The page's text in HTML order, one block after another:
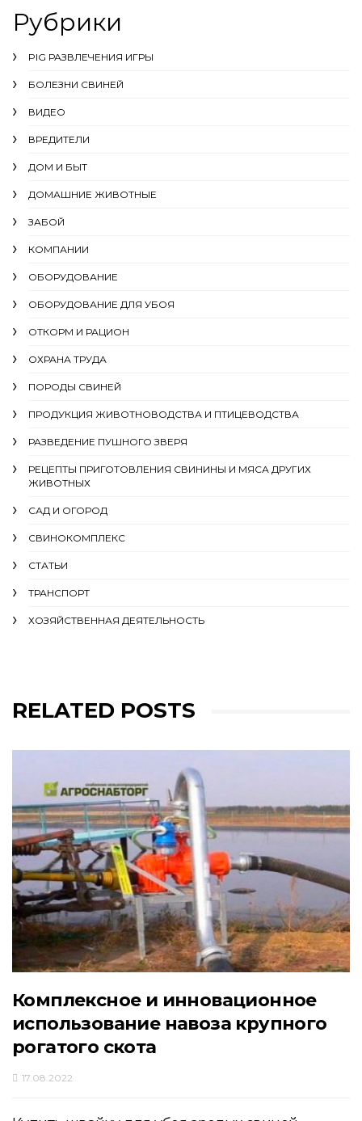
Рубрики
PIG РАЗВЛЕЧЕНИЯ ИГРЫ
БОЛЕЗНИ СВИНЕЙ
ВИДЕО
ВРЕДИТЕЛИ
ДОМ И БЫТ
ДОМАШНИЕ ЖИВОТНЫЕ
ЗАБОЙ
КОМПАНИИ
ОБОРУДОВАНИЕ
ОБОРУДОВАНИЕ ДЛЯ УБОЯ
ОТКОРМ И РАЦИОН
ОХРАНА ТРУДА
ПОРОДЫ СВИНЕЙ
ПРОДУКЦИЯ ЖИВОТНОВОДСТВА И ПТИЦЕВОДСТВА
РАЗВЕДЕНИЕ ПУШНОГО ЗВЕРЯ
РЕЦЕПТЫ ПРИГОТОВЛЕНИЯ СВИНИНЫ И МЯСА ДРУГИХ
ЖИВОТНЫХ
САД И ОГОРОД
СВИНОКОМПЛЕКС
СТАТЬИ
ТРАНСПОРТ
ХОЗЯЙСТВЕННАЯ ДЕЯТЕЛЬНОСТЬ
RELATED POSTS
Комплексное и инновационное
использование навоза крупного
рогатого скота
17.08.2022